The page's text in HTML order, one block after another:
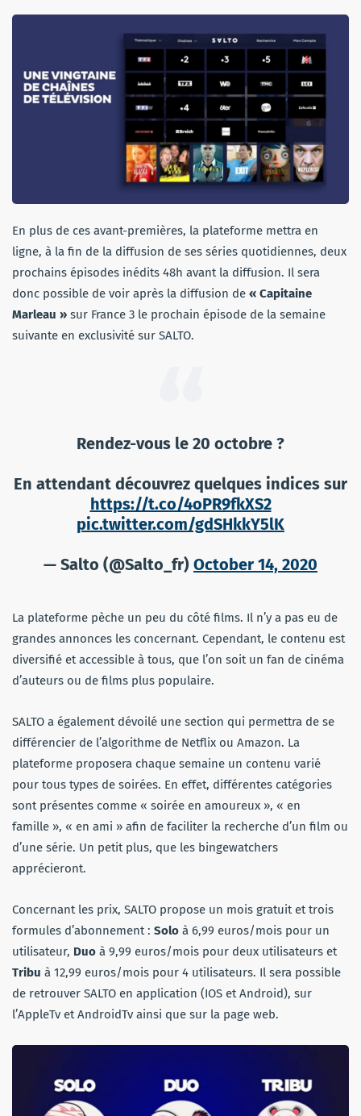
En plus de ces avant-premières, la plateforme mettra en
ligne, à la fin de la diffusion de ses séries quotidiennes, deux
prochains épisodes inédits 48h avant la diffusion. Il sera
donc possible de voir après la diffusion de « Capitaine
Marleau » sur France 3 le prochain épisode de la semaine
suivante en exclusivité sur SALTO.
Rendez-vous le 20 octobre ?
En attendant découvrez quelques indices sur
https://t.co/4oPR9fkXS2
pic.twitter.com/gdSHkkY5lK
— Salto (@Salto_fr) October 14, 2020
La plateforme pèche un peu du côté films. Il n’y a pas eu de
grandes annonces les concernant. Cependant, le contenu est
diversifié et accessible à tous, que l’on soit un fan de cinéma
d’auteurs ou de films plus populaire.
SALTO a également dévoilé une section qui permettra de se
différencier de l’algorithme de Netflix ou Amazon. La
plateforme proposera chaque semaine un contenu varié
pour tous types de soirées. En effet, différentes catégories
sont présentes comme « soirée en amoureux », « en
famille », « en ami » afin de faciliter la recherche d’un film ou
d’une série. Un petit plus, que les bingewatchers
apprécieront.
Concernant les prix, SALTO propose un mois gratuit et trois
formules d’abonnement : Solo à 6,99 euros/mois pour un
utilisateur, Duo à 9,99 euros/mois pour deux utilisateurs et
Tribu à 12,99 euros/mois pour 4 utilisateurs. Il sera possible
de retrouver SALTO en application (IOS et Android), sur
l’AppleTv et AndroidTv ainsi que sur la page web.